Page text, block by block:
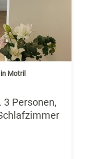
Motril
3 Personen,